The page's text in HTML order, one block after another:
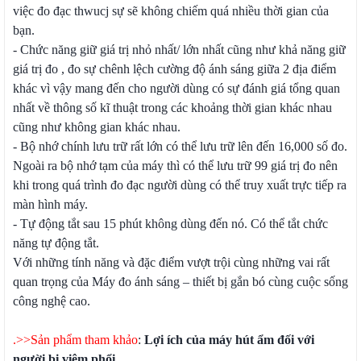
việc đo đạc thwucj sự sẽ không chiếm quá nhiều thời gian của
bạn.
- Chức năng giữ giá trị nhỏ nhất/ lớn nhất cũng như khả năng giữ
giá trị đo , đo sự chênh lệch cường độ ánh sáng giữa 2 địa điểm
khác vì vậy mang đến cho người dùng có sự đánh giá tổng quan
nhất về thông số kĩ thuật trong các khoảng thời gian khác nhau
cũng như không gian khác nhau.
- Bộ nhớ chính lưu trữ rất lớn có thể lưu trữ lên đến 16,000 số đo.
Ngoài ra bộ nhớ tạm của máy thì có thể lưu trữ 99 giá trị đo nên
khi trong quá trình đo đạc người dùng có thể truy xuất trực tiếp ra
màn hình máy.
- Tự động tắt sau 15 phút không dùng đến nó. Có thể tắt chức
năng tự động tắt.
Với những tính năng và đặc điểm vượt trội cùng những vai rất
quan trọng của Máy đo ánh sáng – thiết bị gắn bó cùng cuộc sống
công nghệ cao.
.>>Sản phẩm tham khảo: Lợi ích của máy hút ẩm đối với